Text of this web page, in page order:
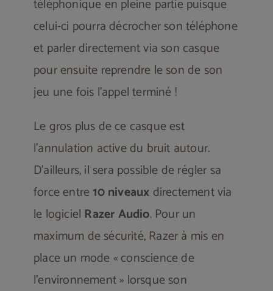
téléphonique en pleine partie puisque
celui-ci pourra décrocher son téléphone
et parler directement via son casque
pour ensuite reprendre le son de son
jeu une fois l’appel terminé !
Le gros plus de ce casque est
l’annulation active du bruit autour.
D’ailleurs, il sera possible de régler sa
force entre10 niveauxdirectement via
le logiciel Razer Audio. Pour un
maximum de sécurité, Razer à mis en
place un mode « conscience de
l’environnement » lorsque son